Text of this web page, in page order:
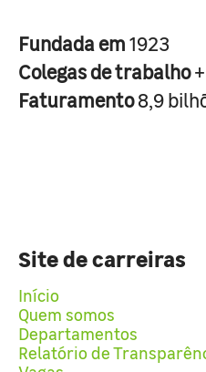
Fundada em1923
Colegas de trabalho
Faturamento8,9
Site de carreiras
Início
Quem somos
Departamentos
Relatório de